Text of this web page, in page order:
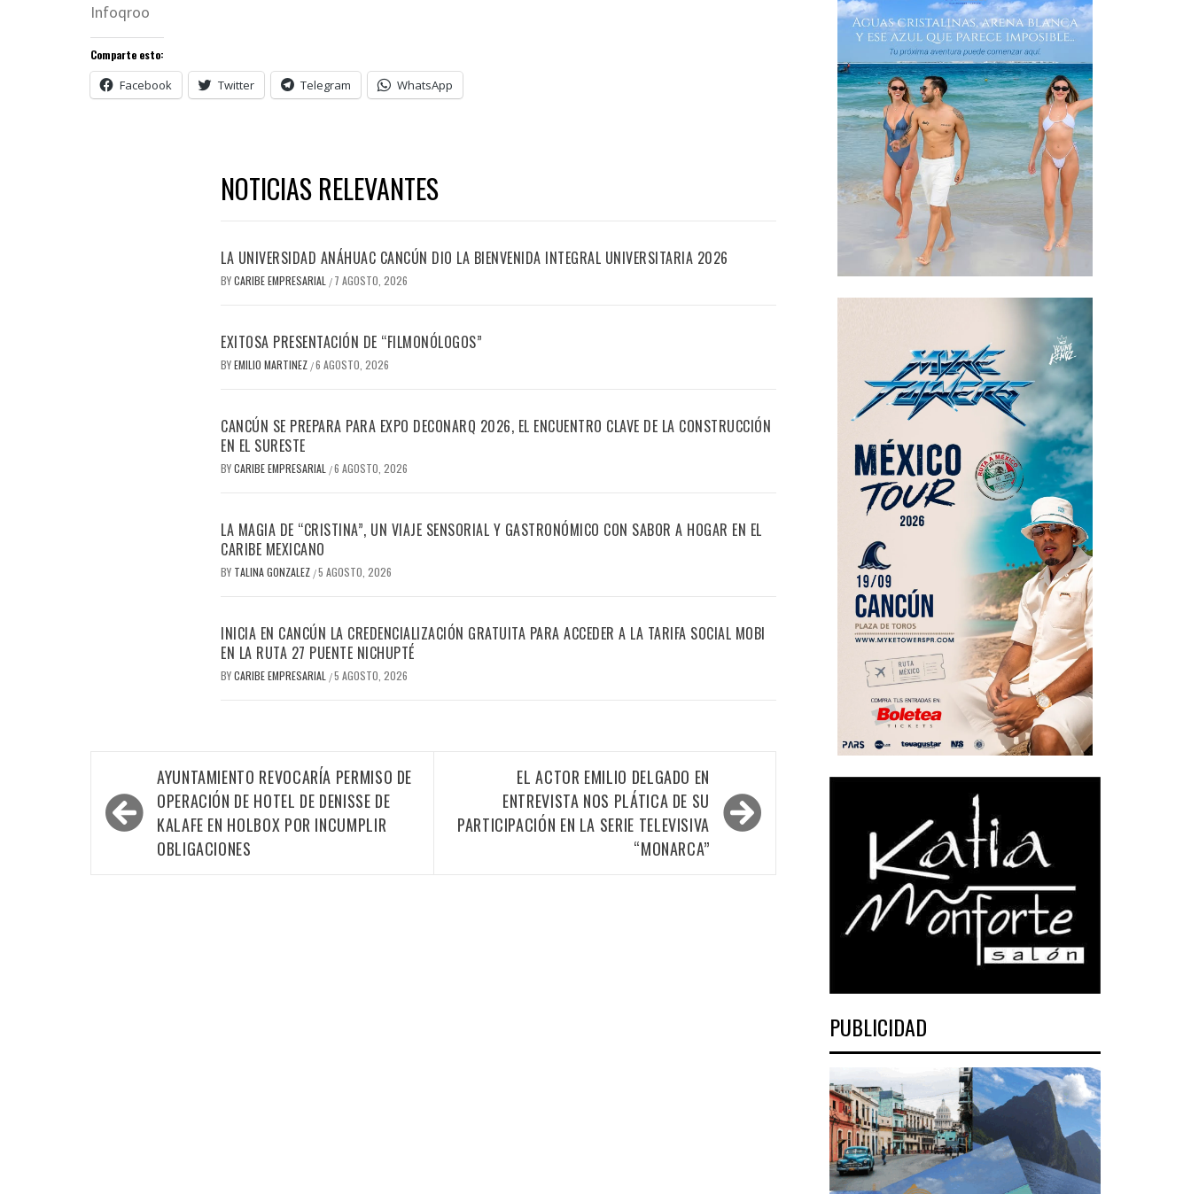
Infoqroo
Comparte esto:
Facebook Twitter Telegram WhatsApp
NOTICIAS RELEVANTES
LA UNIVERSIDAD ANÁHUAC CANCÚN DIO LA BIENVENIDA INTEGRAL UNIVERSITARIA 2026
BYCARIBE EMPRESARIAL / 7 AGOSTO, 2026
EXITOSA PRESENTACIÓN DE “FILMONÓLOGOS”
BYEMILIO MARTINEZ /6 AGOSTO, 2026
CANCÚN SE PREPARA PARA EXPO DECONARQ 2026, EL ENCUENTRO CLAVE DE LA CONSTRUCCIÓN
EN EL SURESTE
BYCARIBE EMPRESARIAL /6 AGOSTO, 2026
LA MAGIA DE “CRISTINA”, UN VIAJE SENSORIAL Y GASTRONÓMICO CON SABOR A HOGAR EN EL
CARIBE MEXICANO
BY TALINA GONZALEZ /5 AGOSTO, 2026
INICIA EN CANCÚN LA CREDENCIALIZACIÓN GRATUITA PARA ACCEDER A LA TARIFA SOCIAL MOBI
EN LA RUTA 27 PUENTE NICHUPTÉ
BYCARIBE EMPRESARIAL /5 AGOSTO, 2026
Navegación
de
entradas
AYUNTAMIENTO REVOCARÍA PERMISO DE
OPERACIÓN DE HOTEL DE DENISSE DE
KALAFE EN HOLBOX POR INCUMPLIR
OBLIGACIONES
EL ACTOR EMILIO DELGADO EN
ENTREVISTA NOS PLÁTICA DE SU
PARTICIPACIÓN EN LA SERIE TELEVISIVA
“MONARCA”
PUBLICIDAD